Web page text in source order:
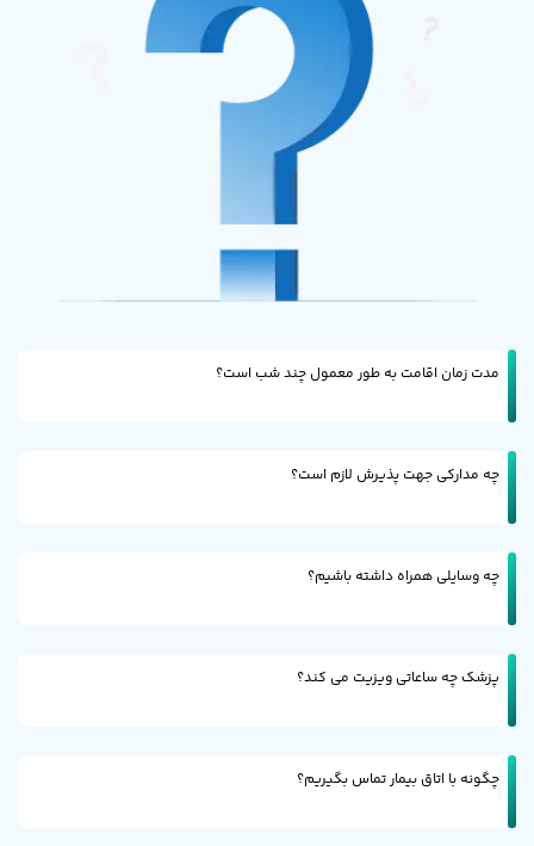
مدت زمان اقامت به طور معمول چند شب است؟
چه مدارکی جهت پذیرش لازم است؟
چه وسایلی همراه داشته باشیم؟
پزشک چه ساعاتی ویزیت می کند؟
چگونه با اتاق بیمار تماس بگیریم؟